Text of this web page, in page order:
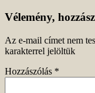
Vélemény,
Az e-mail címet nem
karakterrel jelöltük
Hozzászólás *